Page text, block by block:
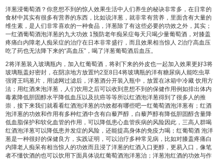
洋葱浸葡萄酒？你意想不到的惊人效果生活中人们养生的秘诀非常多，在日常的
食材中其实有很多有营养的东西，比如说洋葱，就非常有营养，里面含有大量的
维生素，是人们非常喜欢的一种食品，洋葱除了有这些必要的功效之外，其实；
一红酒葡萄酒泡洋葱的九大功效 1预防老年痴呆症每天只喝少量葡萄酒，对膝盖
疼痛白内障老人痴呆症的治疗在日本非常盛行，而且效果相当惊人 2治疗高血压
吃了药也无法降下来的“高血压”，喝了洋葱葡萄酒后血压。
2将洋葱装入玻璃瓶内，加入红葡萄酒，将剥下来的外皮也一起加入效果更好3将
玻璃瓶盖好密封，在阴凉地方放置约2至8日4将玻璃瓶的洋有糖尿病人能吃虫草
强肾王吗葱片，用滤网过滤后，洋葱酒分开装入瓶中，放置在冰箱中冷藏 饮用方
法；用红酒来泡洋葱，人们饮用之后可以收到意想不到的保健作用例如排出体内
毒素降低胆固醇水平降低血压以及抗癌等等所以红酒泡洋葱得到了很多人的推
崇，接下来我们就看看红酒泡洋葱的功效都有哪些吧一红葡萄酒泡洋葱有；红酒
泡洋葱的功效和作用有多种红酒中含有白藜芦醇，白藜芦醇有降低胆固醇含量降
低血脂保护和软化血管的作用，可以降低患心血管疾病的风险因此，三高人群喝
红酒泡洋葱可以降低患并发症的风险，还能提高身体的免疫力喝；红葡萄酒 泡洋
葱是一种很好的保健良方，实践证明，可以治疗多种常见病，比如对膝盖疼痛白
内障老人痴呆有相当惊人的功效而且浸了洋葱的红酒入口更醇，更易入口，像笔
者不懂饮酒的也可以饮用下面具体说红葡萄酒泡洋葱治；洋葱泡红酒的功效与作